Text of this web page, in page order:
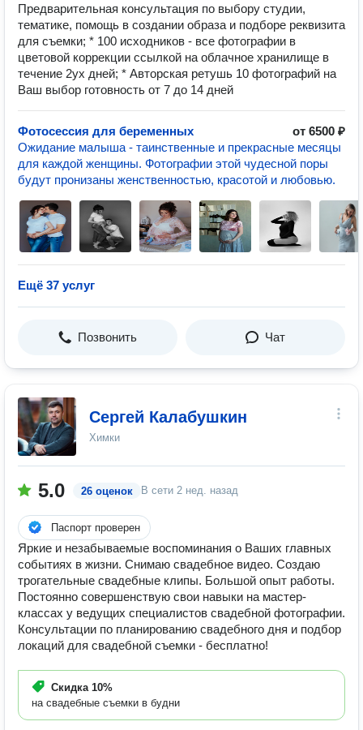
Предварительная консультация по выбору студии,
тематике, помощь в создании образа и подборе реквизита
для съемки; * 100 исходников - все фотографии в
цветовой коррекции ссылкой на облачное хранилище в
течение 2ух дней; * Авторская ретушь 10 фотографий на
Ваш выбор готовность от 7 до 14 дней
Фотосессия для беременных
от 6500 ₽
Ожидание малыша - таинственные и прекрасные месяцы
для каждой женщины. Фотографии этой чудесной поры
будут пронизаны женственностью, красотой и любовью.
Ещё 37 услуг
Позвонить Чат
Сергей Калабушкин
Химки
5.0 26 оценок В сети 2 нед. назад
Паспорт проверен
Яркие и незабываемые воспоминания о Ваших главных
событиях в жизни. Снимаю свадебное видео. Создаю
трогательные свадебные клипы. Большой опыт работы.
Постоянно совершенствую свои навыки на мастер-
классах у ведущих специалистов свадебной фотографии.
Консультации по планированию свадебного дня и подбор
локаций для свадебной съемки - бесплатно!
Скидка 10%
на свадебные съемки в будни